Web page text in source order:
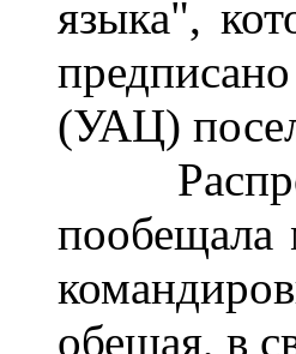
языка",
(УАЦ)
пообещала
обещая, в